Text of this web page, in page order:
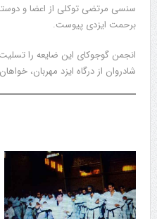
سنسی مرتضی توکلی از اعضا و
برحمت ایزدی پیوست.
انجمن گوجوکای این ضایعه را
شادروان از درگاه ایزد مهربان،